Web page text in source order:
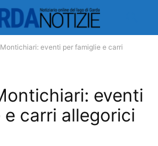
eventi per famiglie e carri
eventi
carri allegorici